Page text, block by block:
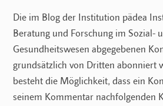
Die im Blog der Institution pädea
Beratung und Forschung im Sozial-
Gesundheitswesen abgegebenen
grundsätzlich von Dritten abonniert
besteht die Möglichkeit, dass ein
seinem Kommentar nachfolgenden